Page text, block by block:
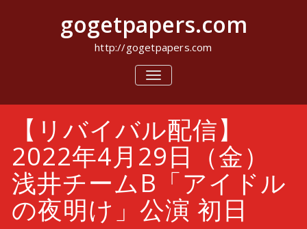
キ
gogetpapers.com
http://gogetpapers.com
ナ
ビ
シ
ョ
ン
を
切
り
替
え
【リバイバル配信】
2022年4月29日（金）
浅井チームB「アイドル
の夜明け」公演 初日